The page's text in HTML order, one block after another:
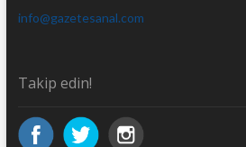
info@gazetesanal.com
Takip edin!